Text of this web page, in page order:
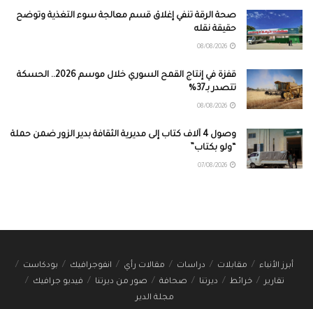
صحة الرقة تنفي إغلاق قسم معالجة سوء التغذية وتوضح
حقيقة نقله
قفزة في إنتاج القمح السوري خلال موسم 2026.. الحسكة
تتصدر بـ37%
وصول 4 آلاف كتاب إلى مديرية الثقافة بدير الزور ضمن حملة
“ولو بكتاب”
أبرز الأنباء مقابلات دراسات مقالات رأي انفوجرافيك
بودكاست
تقارير
خرائط ديرتنا صحافة صور من ديرتنا
فيديو جرافيك
مجلة الدير